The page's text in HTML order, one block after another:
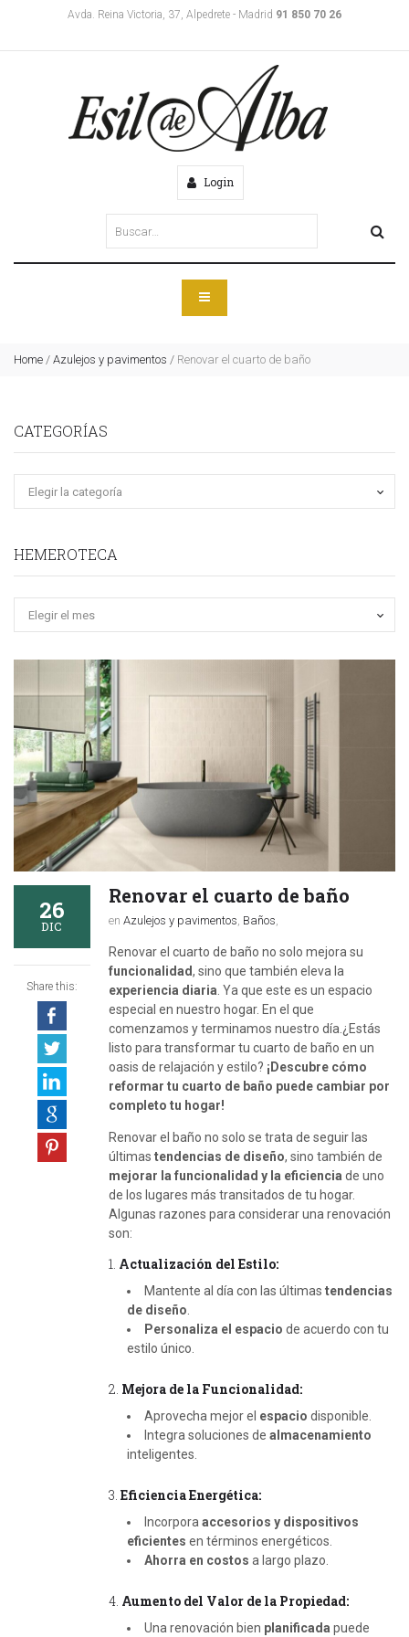
Avda. Reina Victoria, 37, Alpedrete - Madrid 91 850 70 26
Login
Home / Azulejos y pavimentos / Renovar el cuarto de baño
CATEGORÍAS
HEMEROTECA
26
DIC
Share this:
Renovar el cuarto de baño
en Azulejos y pavimentos Baños
Renovar el cuarto de baño no solo mejora su
funcionalidad, sino que también eleva la
experiencia diaria . Ya que este es un espacio
especial en nuestro hogar. En el que
comenzamos y terminamos nuestro día.¿Estás
listo para transformar tu cuarto de baño en un
oasis de relajación y estilo? ¡Descubre cómo
reformar tu cuarto de baño puede cambiar por
completo tu hogar!
Renovar el baño no solo se trata de seguir las
últimas tendencias de diseño, sino también de
mejorar la funcionalidad y la eficiencia de uno
de los lugares más transitados de tu hogar.
Algunas razones para considerar una renovación
son:
1. Actualización del Estilo:
Mantente al día con las últimas tendencias
de diseño
Personaliza el espacio de acuerdo con tu
estilo único.
2. Mejora de la Funcionalidad:
Aprovecha mejor el espacio disponible.
Integra soluciones de almacenamiento
inteligentes.
3. Eficiencia Energética:
Incorpora accesorios y dispositivos
eficientes en términos energéticos.
Ahorra en costos a largo plazo.
4. Aumento del Valor de la Propiedad:
Una renovación bien planificada puede